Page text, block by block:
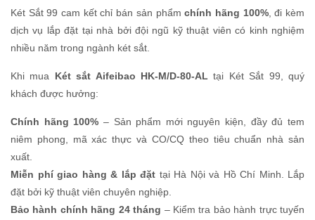
Két Sắt 99 cam kết chỉ bán sản phẩmchính hãng 100%, đi kèm
dịch vụ lắp đặt tại nhà bởi đội ngũ kỹ thuật viên có kinh nghiệm
nhiều năm trong ngành két sắt.
Khi mua Két sắt Aifeibao HK-M/D-80-AL tại Két Sắt 99, quý
khách được hưởng:
Chính hãng 100% – Sản phẩm mới nguyên kiện, đầy đủ tem
niêm phong, mã xác thực và CO/CQ theo tiêu chuẩn nhà sản
xuất.
Miễn phí giao hàng & lắp đặt tại Hà Nội và Hồ Chí Minh. Lắp
đặt bởi kỹ thuật viên chuyên nghiệp.
Bảo hành chính hãng 24 tháng – Kiểm tra bảo hành trực tuyến